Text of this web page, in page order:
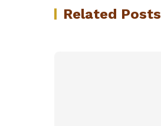
Related Posts